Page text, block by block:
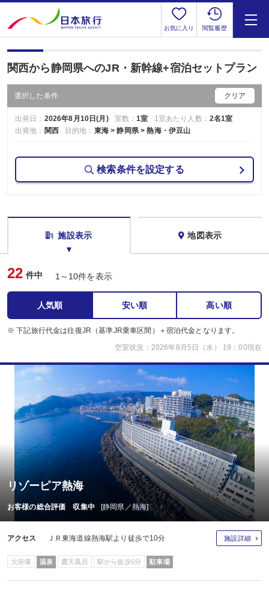
お気に入り 閲覧履歴
関西から静岡県へのJR・新幹線+宿泊セットプラン
選択した条件 クリア
出発日： 2026年8月10日(月) 室数：1室 1室あたり人数： 2名1室
出発地： 関西 目的地： 東海 > 静岡県 > 熱海・伊豆山
検索条件を設定する
施設表示 地図表示
22 件中 1～10件を表示
人気順 安い順 高い順
※ 下記旅行代金は往復JR（基準JR乗車区間）＋宿泊代金となります。
空室状況：2026年8月5日（水） 19：00現在
リゾーピア熱海
お客様の総合評価 収集中 [静岡県／熱海]
アクセス ＪＲ東海道線熱海駅より徒歩で10分 施設詳細
大浴場 温泉 露天風呂 駅から徒歩5分 駐車場